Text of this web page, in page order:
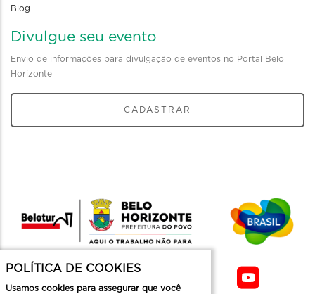
Blog
Divulgue seu evento
Envio de informações para divulgação de eventos no Portal Belo
Horizonte
CADASTRAR
POLÍTICA DE COOKIES
Usamos cookies para assegurar que você